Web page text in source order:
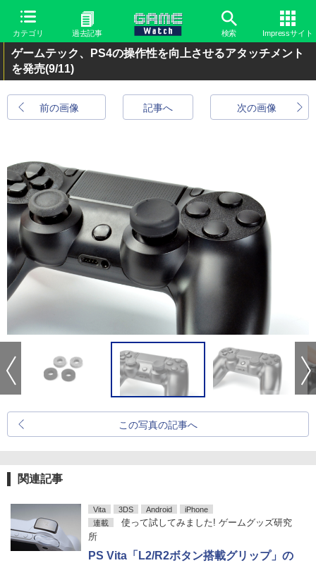
カテゴリ 過去記事 検索 Impressサイト
ゲームテック、PS4の操作性を向上させるアタッチメント
を発売(9/11)
前の画像 次の画像
記事へ
この写真の記事へ
関連記事
Vita 3DS Android
iPhone
連載
使って試してみました! ゲームグッズ研究
所
PS Vita「L2/R2ボタン搭載グリップ」の